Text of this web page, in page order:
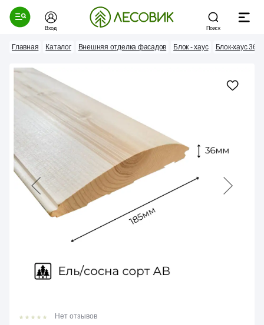
Вход Поиск
Главная Каталог Внешняя отделка фасадов Блок - хаус Блок-хаус
Нет отзывов